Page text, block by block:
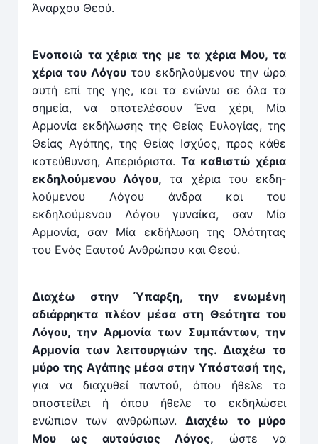
Άναρχου Θεού.
Ενοποιώ τα χέρια της με τα χέρια Μου, τα
χέρια του Λόγουτου εκδηλούμενου την ώρα
αυτή επί της γης, και τα ενώνω σε όλα τα
σημεία, να αποτελέσουν Ένα χέρι, Μία
Αρμονία εκδήλωσης της Θείας Ευλογίας, της
Θείας Αγάπης, της Θείας Ισχύος, προς κάθε
κατεύθυνση, Απε­ριόριστα. Τα καθιστώ χέρια
εκδηλούμενου Λόγου, τα χέρια του εκδη­
λούμενου Λόγου άνδρα και του
εκδηλούμενου Λόγου γυναίκα, σαν Μία
Αρμονία, σαν Μία εκδήλωση της Ολότη­τας
του Ενός Εαυτού Ανθρώπου και Θεού.
Διαχέω στην Ύπαρξη, την ενωμένη
αδιάρρηκτα πλέον μέσα στη Θεότητα του
Λόγου, την Αρμονία των Συμπάν­των, την
Αρμονία των λειτουργιών της. Διαχέω το
μύρο της Αγάπης μέσα στην Υπόστασή της,
για να διαχυθεί παν­τού, όπου ήθελε το
αποστείλει ή όπου ήθελε το εκδηλώσει
ενώπιον των ανθρώπων.­Διαχέω το μύρο
Μου ως αυτούσιος Λόγος, ώστε να